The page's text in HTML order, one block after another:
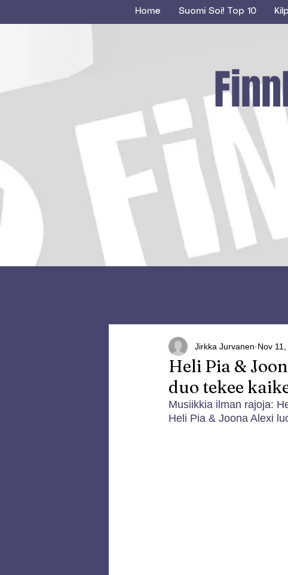
Home Suomi Soi! Top 10
Heli Pia &
duo tekee
Jirkka Jurvanen Nov
Musiikkia ilman rajoja:
Heli Pia & Joona Alexi